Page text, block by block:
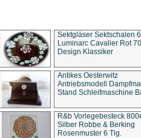
Sektgläser Sektschalen
Luminarc Cavalier Rot
Design Klassiker
Antikes Oesterwitz
Antriebsmodell
Stand Schleifmaschine
R&b Vorlegebesteck
Silber Robbe & Berking
Rosenmuster 6 Tlg.